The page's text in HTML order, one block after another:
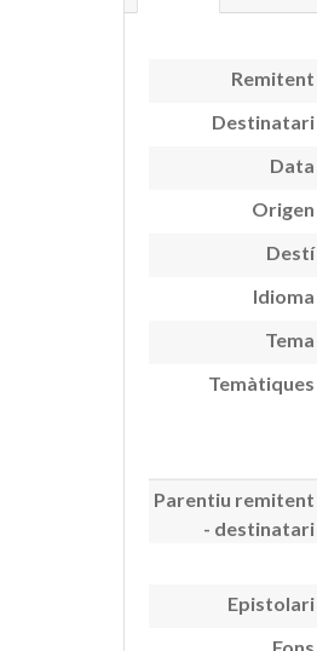
Remitent
Destinatari
Data
Origen
Destí
Idioma
Tema
Temàtiques
Parentiu remitent
- destinatari
Epistolari
Fons